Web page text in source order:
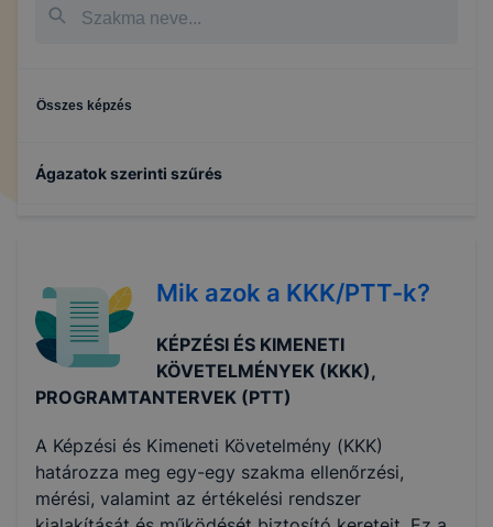
Összes képzés
Ágazatok szerinti szűrés
Specializált gép- és járműgyártás
Kreatív
Mik azok a KKK/PTT-k?
KÉPZÉSI ÉS KIMENETI
KÖVETELMÉNYEK (KKK),
PROGRAMTANTERVEK (PTT)
A Képzési és Kimeneti Követelmény (KKK)
határozza meg egy-egy szakma ellenőrzési,
mérési, valamint az értékelési rendszer